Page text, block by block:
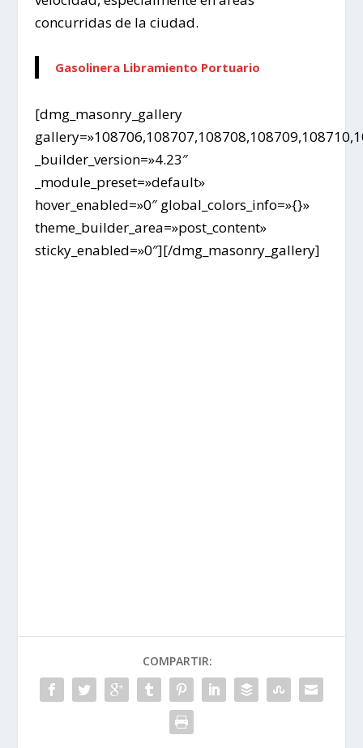
concurridas de la ciudad.
Gasolinera Libramiento Portuario
[dmg_masonry_gallery
_builder_version=»4.23″
_module_preset=»default»
hover_enabled=»0″ global_colors_info=»{}»
theme_builder_area=»post_content»
sticky_enabled=»0″][/dmg_masonry_gallery]
COMPARTIR: